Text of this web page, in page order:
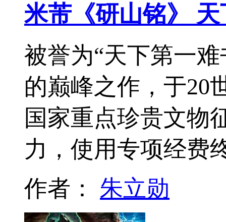
米芾《研山铭》
被誉为“天下第一
的巅峰之作，于20
国家重点珍贵文物
力，使用专项经
作者： 朱立勋